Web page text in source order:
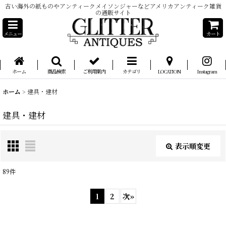
古い海外の紙ものやアンティークメイソンジャーなどアメリカアンティーク雑貨
の通販サイト
メニュー カート
ホーム 商品検索 ご利用案内 カテゴリ LOCATION Instagram
ホーム > 建具・建材
建具・建材
表示順変更
閉じる
89件
1 2 次»